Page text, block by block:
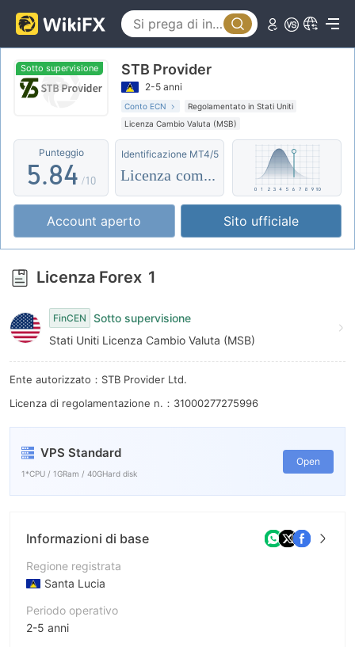
Sotto supervisione STB Provider
2-5 anni
Conto ECN
Regolamentato in Stati Uniti
Licenza Cambio Valuta (MSB)
Etichetta principale MT5
Esposizione globale
Punteggio
0
1
2
4
5
6
7
8
.
3
4
5
7
8
9
0
1
3
4
5
6
7
8
9
/10
Identificazione MT4/5
Licenza completa
Account aperto Sito ufficiale
Licenza Forex 1
FinCEN
Sotto supervisione
Stati Uniti Licenza Cambio Valuta (MSB)
Ente autorizzato：STB Provider Ltd.
Licenza di regolamentazione n.：31000277275996
VPS Standard
1*CPU / 1GRam / 40GHard disk
Open
Informazioni di base
Regione registrata
Santa Lucia
Periodo operativo
2-5 anni